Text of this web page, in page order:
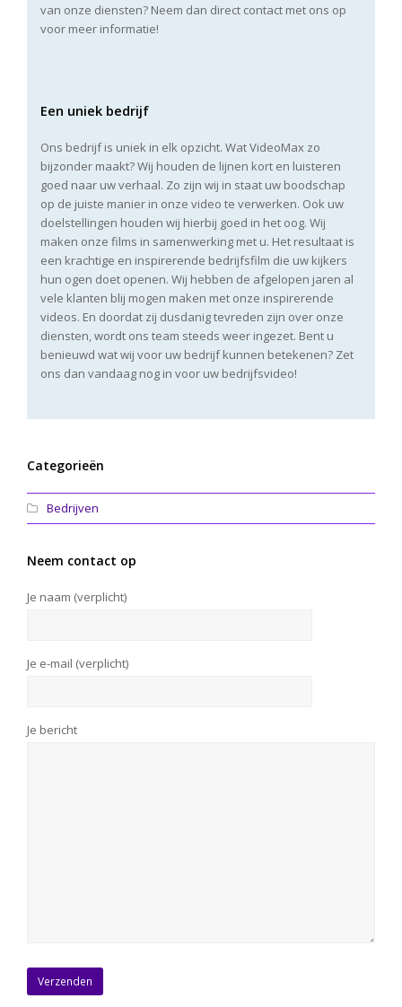
van onze diensten? Neem dan direct contact met ons op
voor meer informatie!
Een uniek bedrijf
Ons bedrijf is uniek in elk opzicht. Wat VideoMax zo
bijzonder maakt? Wij houden de lijnen kort en luisteren
goed naar uw verhaal. Zo zijn wij in staat uw boodschap
op de juiste manier in onze video te verwerken. Ook uw
doelstellingen houden wij hierbij goed in het oog. Wij
maken onze films in samenwerking met u. Het resultaat is
een krachtige en inspirerende bedrijfsfilm die uw kijkers
hun ogen doet openen. Wij hebben de afgelopen jaren al
vele klanten blij mogen maken met onze inspirerende
videos. En doordat zij dusdanig tevreden zijn over onze
diensten, wordt ons team steeds weer ingezet. Bent u
benieuwd wat wij voor uw bedrijf kunnen betekenen? Zet
ons dan vandaag nog in voor uw bedrijfsvideo!
Categorieën
Bedrijven
Neem contact op
Je naam (verplicht)
Je e-mail (verplicht)
Je bericht